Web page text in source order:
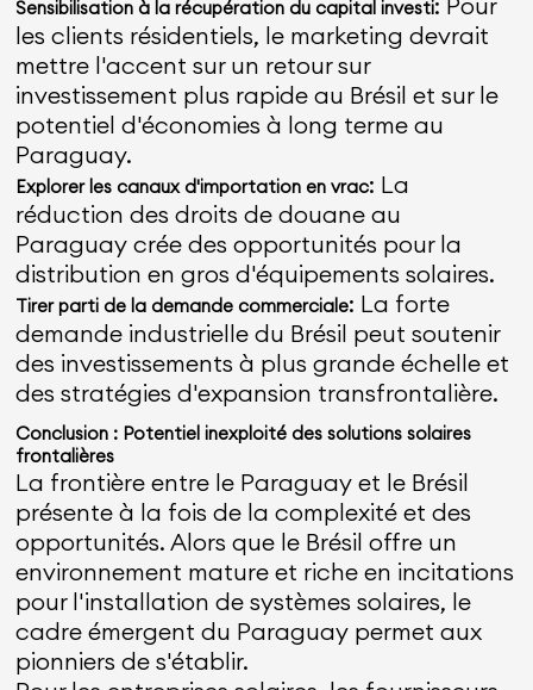
Sensibilisation à la récupération du capital investi
les clients résidentiels, le marketing devrait
mettre l'accent sur un retour sur
investissement plus rapide au Brésil et sur le
potentiel d'économies à long terme au
Paraguay.
Explorer les canaux d'importation en vrac: La
réduction des droits de douane au
Paraguay crée des opportunités pour la
distribution en gros d'équipements solaires.
Tirer parti de la demande commerciale: La forte
demande industrielle du Brésil peut soutenir
des investissements à plus grande échelle et
des stratégies d'expansion transfrontalière.
Conclusion : Potentiel inexploité des solutions solaires
frontalières
La frontière entre le Paraguay et le Brésil
présente à la fois de la complexité et des
opportunités. Alors que le Brésil offre un
environnement mature et riche en incitations
pour l'installation de systèmes solaires, le
cadre émergent du Paraguay permet aux
pionniers de s'établir.